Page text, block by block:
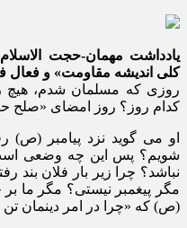
یادداشت مهمان-حجت
کلی اندیشه مقاومت» و فعال
روزی که مسلمان شدم، هیچ
کدام روز؟ روز امضای «صلح
او می گوید نزد پیامبر (ص)
شویم؟ پس این چه وضعی
نباشد؟ چرا زیر بار فلان بند
مگر پیغمبر نیستی؟ مگر ما بر
(ص) که «چرا در امر دینمان